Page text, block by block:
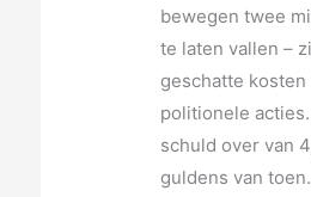
bewegen twee
te laten vallen –
geschatte kosten
politionele
schuld over van
guldens van toen.